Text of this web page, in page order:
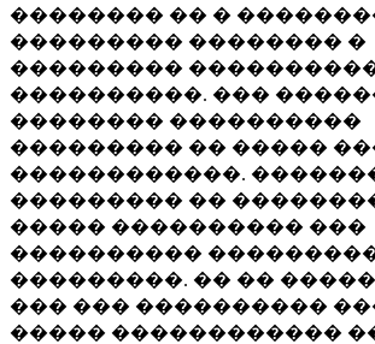
�������� �� �
��������� �������� �
���������
����������. ���
�������� ����������
��������� �� �����
������������.
��������� ��
����� ���������� ���
����������
���������. �� ��
��� ��� ����������
����� ������������